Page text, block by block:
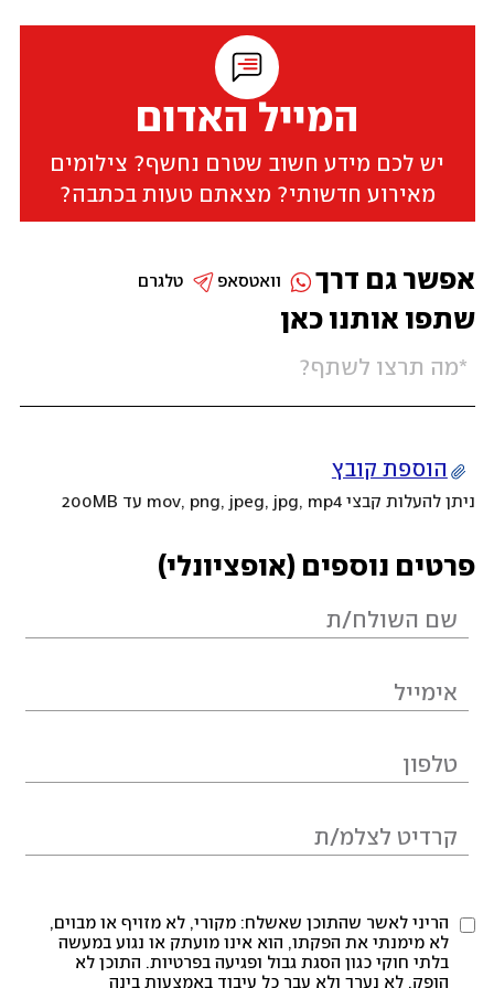
המייל האדום
יש לכם מידע חשוב שטרם נחשף? צילומים
מאירוע חדשותי? מצאתם טעות בכתבה?
שתפו אותנו כאן
הוספת קובץ
ניתן להעלות קבצי mov, png, jpeg, jpg, mp4 עד 200MB
פרטים נוספים (אופציונלי)
הריני לאשר שהתוכן שאשלח: מקורי, לא מזויף או מבוים,
לא מימנתי את הפקתו, הוא אינו מועתק או נגוע במעשה
בלתי חוקי כגון הסגת גבול ופגיעה בפרטיות. התוכן לא
הופק, לא נערך ולא עבר כל עיבוד באמצעות בינה
אפשר גם דרך טלגרם וואטסאפ